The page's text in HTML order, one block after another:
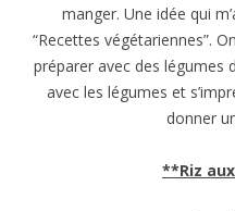
manger. Une idée qui
“Recettes végétariennes”.
préparer avec des légumes
avec les légumes et
donner
**Riz